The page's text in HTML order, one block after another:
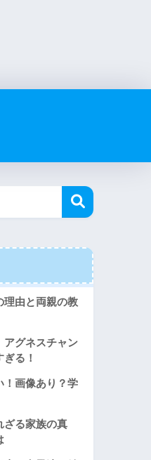
理由と両親の教
アグネスチャン
る！
！画像あり？学
ざる家族の真